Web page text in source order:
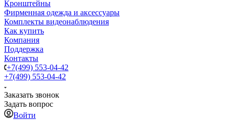
Кронштейны
Фирменная одежда и аксессуары
Комплекты видеонаблюдения
Как купить
Компания
Поддержка
Контакты
+7(499) 553-04-42
+7(499) 553-04-42
Заказать звонок
Задать вопрос
Войти